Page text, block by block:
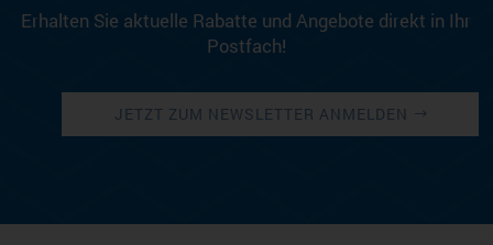
Erhalten Sie aktuelle Rabatte und Angebote direkt in Ihr
Postfach!
JETZT ZUM NEWSLETTER ANMELDEN